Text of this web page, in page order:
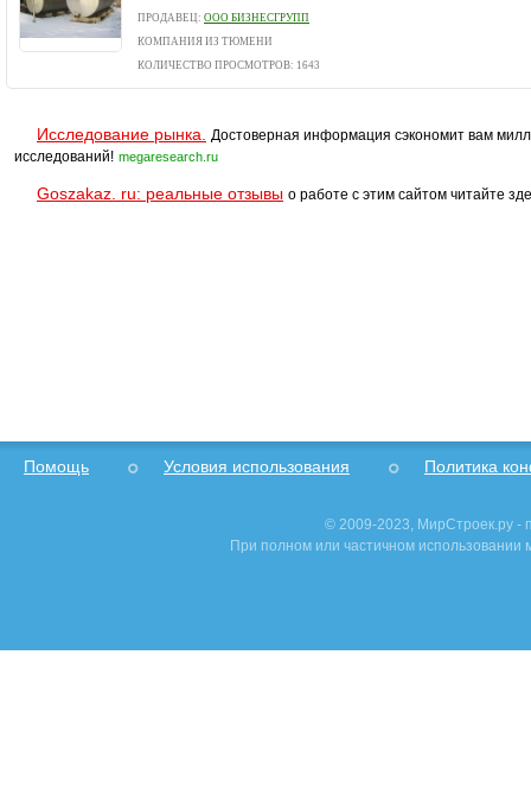
ПРОДАВЕЦ: ООО БИЗНЕСГРУПП
КОМПАНИЯ ИЗ ТЮМЕНИ
КОЛИЧЕСТВО ПРОСМОТРОВ: 1643
Исследование рынка.
Достоверная информация сэкономит вам
исследований! megaresearch.ru
Goszakaz. ru: реальные отзывы о работе с этим сайтом читайте
Помощь Условия использования Политика
© 2009-2023, МирСтроек.ру -
При полном или частичном использовании